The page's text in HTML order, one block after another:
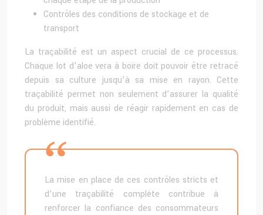
Contrôles des conditions de stockage et de
transport
La traçabilité est un aspect crucial de ce processus.
Chaque lot d’aloe vera à boire doit pouvoir être retracé
depuis sa culture jusqu’à sa mise en rayon. Cette
traçabilité permet non seulement d’assurer la qualité
du produit, mais aussi de réagir rapidement en cas de
problème identifié.
La mise en place de ces contrôles stricts et
d’une traçabilité complète contribue à
renforcer la confiance des consommateurs